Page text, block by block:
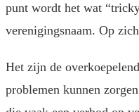
punt wordt het wat
verenigingsnaam. Op
Het zijn de
problemen kunnen